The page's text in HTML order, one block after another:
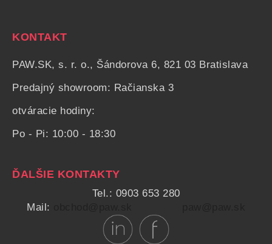
KONTAKT
PAW.SK, s. r. o., Šándorova 6, 821 03 Bratislava
Predajný showroom: Račianska 3
otváracie hodiny:
Po - Pi: 10:00 - 18:30
ĎALŠIE KONTAKTY
Tel.: 0903 653 280
Mail: